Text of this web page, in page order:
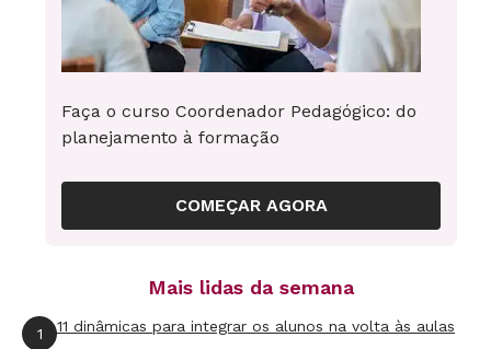
de educadores à casa dos alunos diminuiu
a evasão e melhorou a aprendizagem. Foto:
Faça o curso Coordenador Pedagógico: do
planejamento à formação
COMEÇAR AGORA
Mais lidas da semana
1 11 dinâmicas para integrar os alunos na volta às aulas